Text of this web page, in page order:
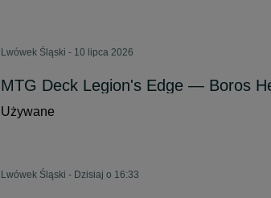
Lwówek Śląski - 10 lipca 2026
MTG Deck Legion's Edge — Boros
Używane
Lwówek Śląski - Dzisiaj o 16:33